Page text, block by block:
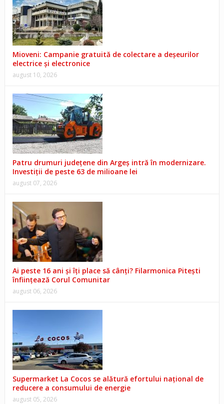
Mioveni: Campanie gratuită de colectare a deșeurilor
electrice și electronice
august 10, 2026
Patru drumuri județene din Argeș intră în modernizare.
Investiții de peste 63 de milioane lei
august 07, 2026
Ai peste 16 ani și îți place să cânți? Filarmonica Pitești
înființează Corul Comunitar
august 06, 2026
Supermarket La Cocos se alătură efortului național de
reducere a consumului de energie
august 05, 2026